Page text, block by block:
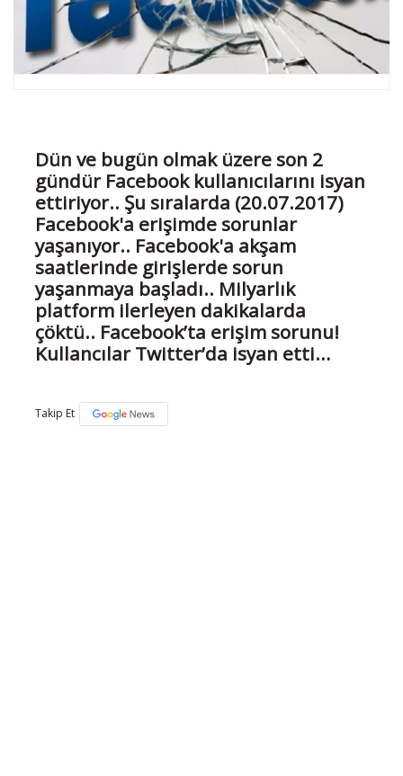
Dün ve bugün olmak üzere son 2
gündür Facebook kullanıcılarını isyan
ettiriyor.. Şu sıralarda (20.07.2017)
Facebook'a erişimde sorunlar
yaşanıyor.. Facebook'a akşam
saatlerinde girişlerde sorun
yaşanmaya başladı.. Milyarlık
platform ilerleyen dakikalarda
çöktü.. Facebook’ta erişim sorunu!
Kullancılar Twitter’da isyan etti…
Takip Et